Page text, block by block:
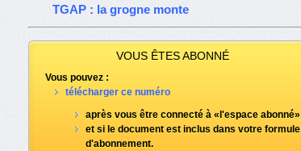
TGAP : la grogne monte
VOUS ÊTES ABONNÉ
Vous pouvez :
télécharger ce numéro
après vous être connecté à «l'espace abonné»
et si le document est inclus dans votre formule
d'abonnement.